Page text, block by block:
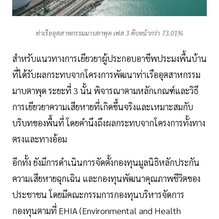
ท่าเรืออุตสาหกรรมมาบตาพุด เฟส 3 คืบหน้ากว่า 73.01%
สำหรับแนวทางการเยียวยาผู้ประกอบอาชีพประมงพื้นบ้าน
ที่ได้รับผลกระทบจากโครงการพัฒนาท่าเรืออุตสาหกรรม
มาบตาพุด ระยะที่ 3 นั้น พิจารณาตามหลักเกณฑ์และวิธี
การเยียวยาความเสียหายที่เกิดขึ้นจริงและเหมาะสมกับ
บริบทของพื้นที่ โดยคำนึงถึงผลกระทบจากโครงการทั้งทาง
ตรงและทางอ้อม
อีกทั้ง ยังมีการดำเนินการจัดตั้งกองทุนมูลนิธิหลักประกัน
ความเสียหายฉุกเฉิน และกองทุนพัฒนาคุณภาพชีวิตของ
ประชาชน โดยมีคณะกรรมการกองทุนบริหารจัดการ
กองทุนตามที่ EHIA (Environmental and Health